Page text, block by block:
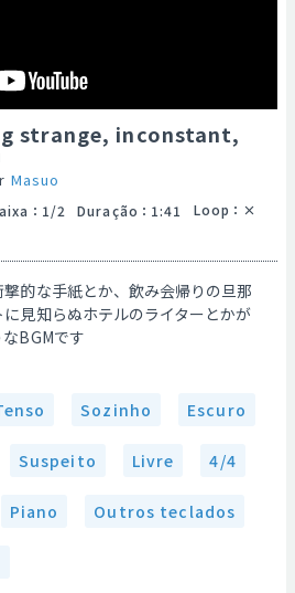
strange, inconstant,
Masuo
： 1/2 Duração ： 1:41 Loop ：
的な手紙とか、飲み会帰りの旦那
見知らぬホテルのライターとかが
BGMです
Sozinho Escuro
Suspeito Livre 4/4
Piano Outros teclados